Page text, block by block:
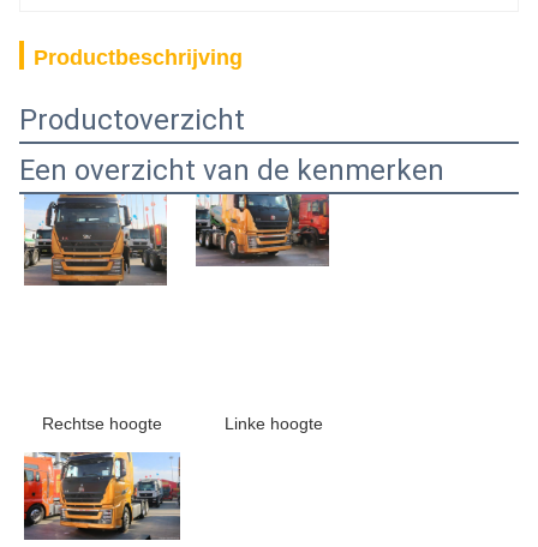
Productbeschrijving
Productoverzicht
Een overzicht van de kenmerken
Rechtse hoogte Linke hoogte